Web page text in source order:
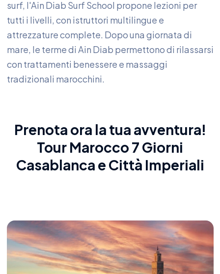
surf, l'Ain Diab Surf School propone lezioni per
tutti i livelli, con istruttori multilingue e
attrezzature complete. Dopo una giornata di
mare, le terme di Ain Diab permettono di rilassarsi
con trattamenti benessere e massaggi
tradizionali marocchini.
Prenota ora la tua avventura!
Tour Marocco 7 Giorni
Casablanca e Città Imperiali